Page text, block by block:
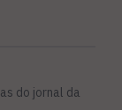
do jornal da